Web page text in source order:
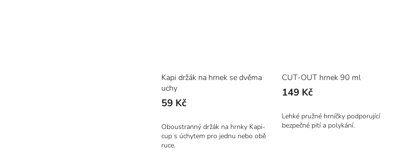
Kapi držák na hrnek se dvěma
uchy
59 Kč
Oboustranný držák na hrnky Kapi-
cup s úchytem pro jednu nebo obě
ruce.
CUT-OUT hrnek 90 ml
149 Kč
Lehké pružné hrníčky podporující
bezpečné pití a polykání.